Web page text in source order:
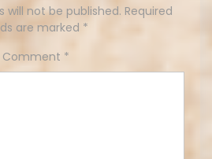
will not be published. Required
are marked *
Comment *